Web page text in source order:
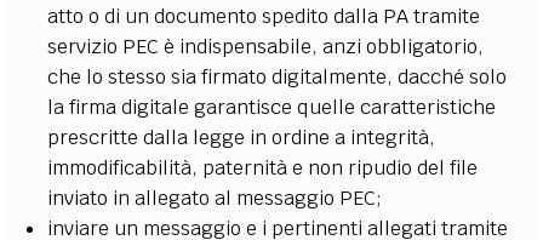
atto o di un documento spedito dalla PA tramite
servizio PEC è indispensabile, anzi obbligatorio,
che lo stesso sia firmato digitalmente, dacché solo
la firma digitale garantisce quelle caratteristiche
prescritte dalla legge in ordine a integrità,
immodificabilità, paternità e non ripudio del file
inviato in allegato al messaggio PEC;
inviare un messaggio e i pertinenti allegati tramite